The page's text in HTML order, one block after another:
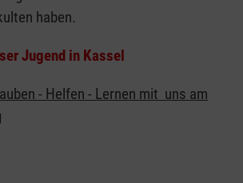
haben.
Jugend in Kassel
- Helfen - Lernen mit uns am